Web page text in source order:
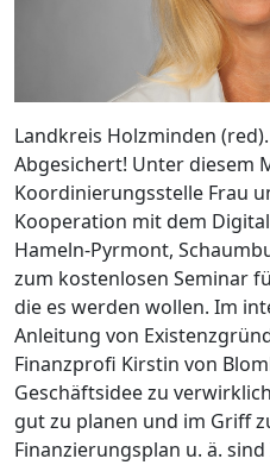
Landkreis Holzminden
Abgesichert! Unter diesem
Koordinierungsstelle Frau
Kooperation mit dem
Hameln-Pyrmont,
zum kostenlosen Seminar
die es werden wollen. Im
Anleitung von
Finanzprofi Kirstin von
Geschäftsidee zu
gut zu planen und im Griff
Finanzierungsplan u. ä.